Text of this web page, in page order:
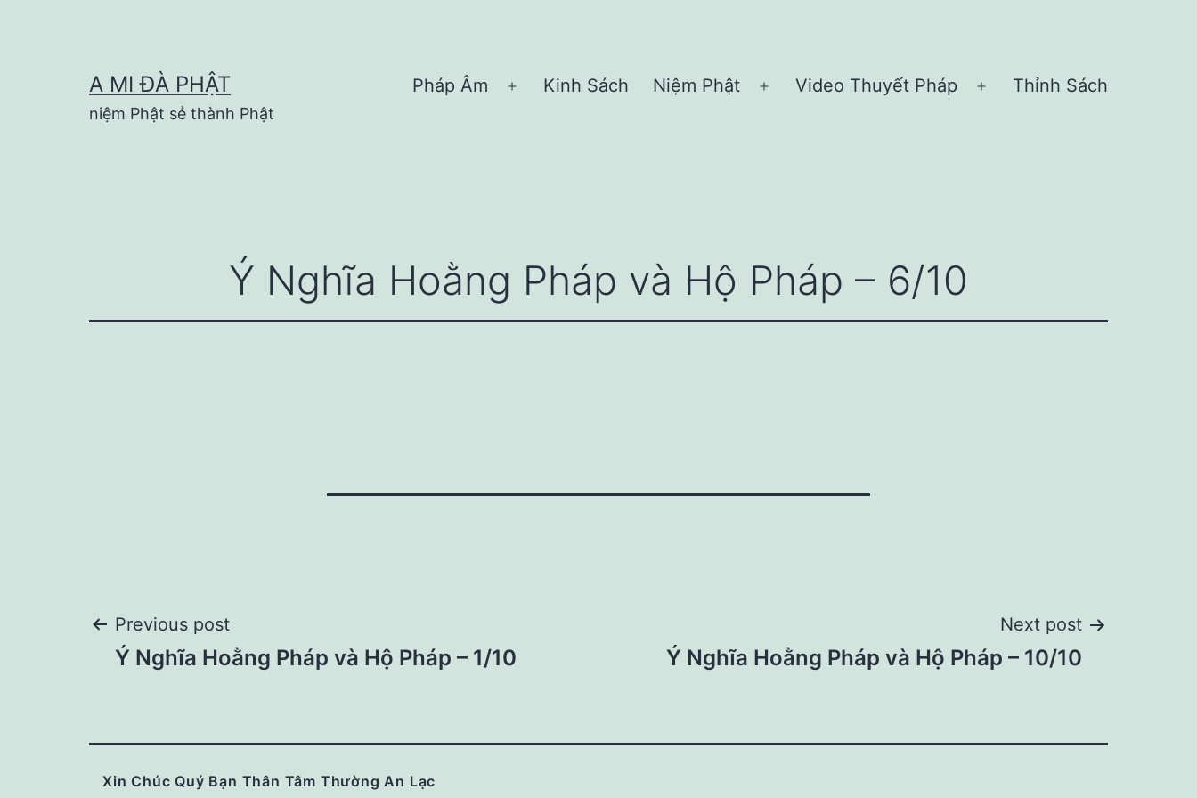
A MI ĐÀ PHẬT
niệm Phật sẻ thành Phật
Pháp Âm
Open
Kinh Sách Niệm Phật
Open
Video Thuyết Pháp
Open
Thỉnh Sách
Ý Nghĩa Hoằng Pháp và Hộ Pháp – 6/10
Post
Previous post
Ý Nghĩa Hoằng Pháp và Hộ Pháp – 1/10
Next post
Ý Nghĩa Hoằng Pháp và Hộ Pháp – 10/10
Xin Chúc Quý Bạn Thân Tâm Thường An Lạc